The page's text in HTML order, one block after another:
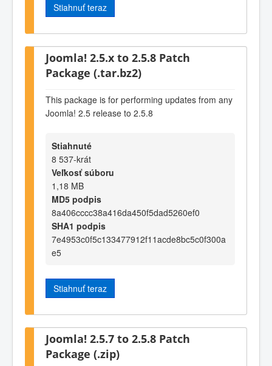
Stiahnuť teraz
Joomla! 2.5.x to 2.5.8 Patch
Package (.tar.bz2)
This package is for performing updates from any
Joomla! 2.5 release to 2.5.8
Stiahnuté
8 537-krát
Veľkosť súboru
1,18 MB
MD5 podpis
8a406cccc38a416da450f5dad5260ef0
SHA1 podpis
7e4953c0f5c133477912f11acde8bc5c0f300a
e5
Stiahnuť teraz
Joomla! 2.5.7 to 2.5.8 Patch
Package (.zip)